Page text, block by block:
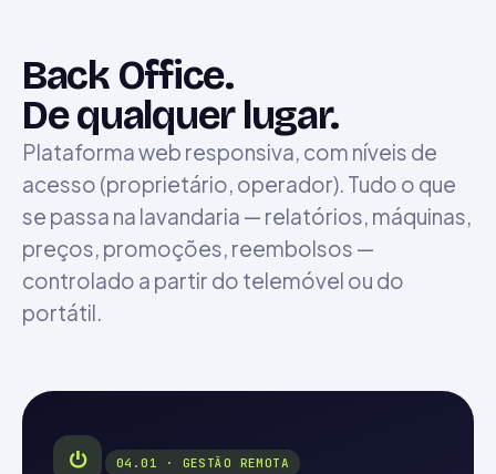
Back Office.
De qualquer lugar.
Plataforma web responsiva, com níveis de
acesso (proprietário, operador). Tudo o que
se passa na lavandaria — relatórios, máquinas,
preços, promoções, reembolsos —
controlado a partir do telemóvel ou do
portátil.
⏻ 04.01 · GESTÃO REMOTA